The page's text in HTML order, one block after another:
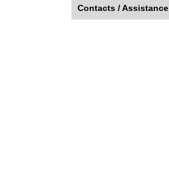
Contacts / Assistance